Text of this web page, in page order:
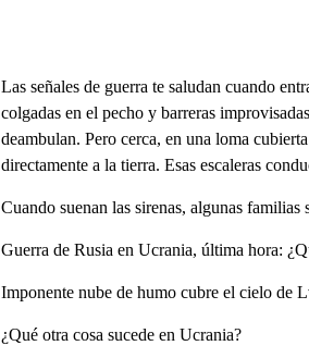
Las señales de guerra te saludan cuando
colgadas en el pecho y barreras
deambulan. Pero cerca, en una loma
directamente a la tierra. Esas escaleras
Cuando suenan las sirenas, algunas familias
Guerra de Rusia en Ucrania, última hora:
Imponente nube de humo cubre el cielo de
¿Qué otra cosa sucede en Ucrania?